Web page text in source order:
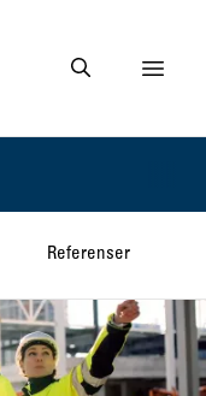
Gå till söksidan
Visa
Referenser